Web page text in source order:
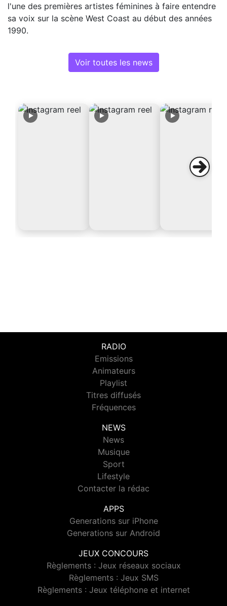
l'une des premières artistes féminines à faire entendre
sa voix sur la scène West Coast au début des années
1990.
Voir toutes les news
RADIO
Emissions
Animateurs
Playlist
Titres diffusés
Fréquences
NEWS
News
Musique
Sport
Lifestyle
Contacter la rédac
APPS
Generations sur iPhone
Generations sur Android
JEUX CONCOURS
Règlements : Jeux réseaux sociaux
Règlements : Jeux SMS
Règlements : Jeux téléphone et internet